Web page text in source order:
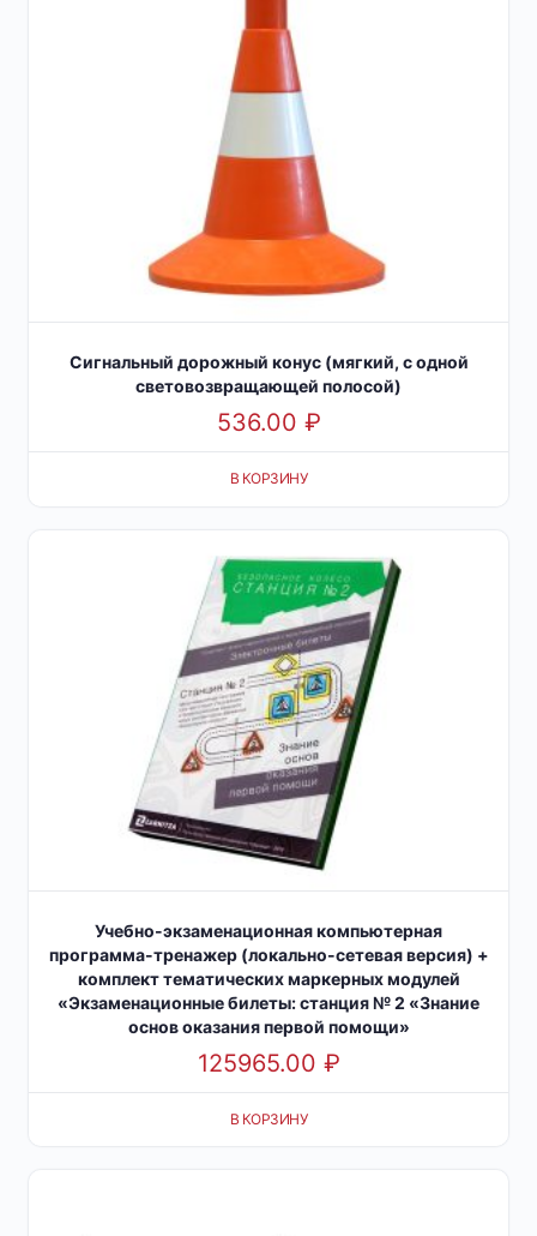
Сигнальный дорожный конус (мягкий, с одной
световозвращающей полосой)
536.00 ₽
В КОРЗИНУ
Учебно-экзаменационная компьютерная
программа-тренажер (локально-сетевая версия) +
комплект тематических маркерных модулей
«Экзаменационные билеты: станция № 2 «Знание
основ оказания первой помощи»
125965.00 ₽
В КОРЗИНУ